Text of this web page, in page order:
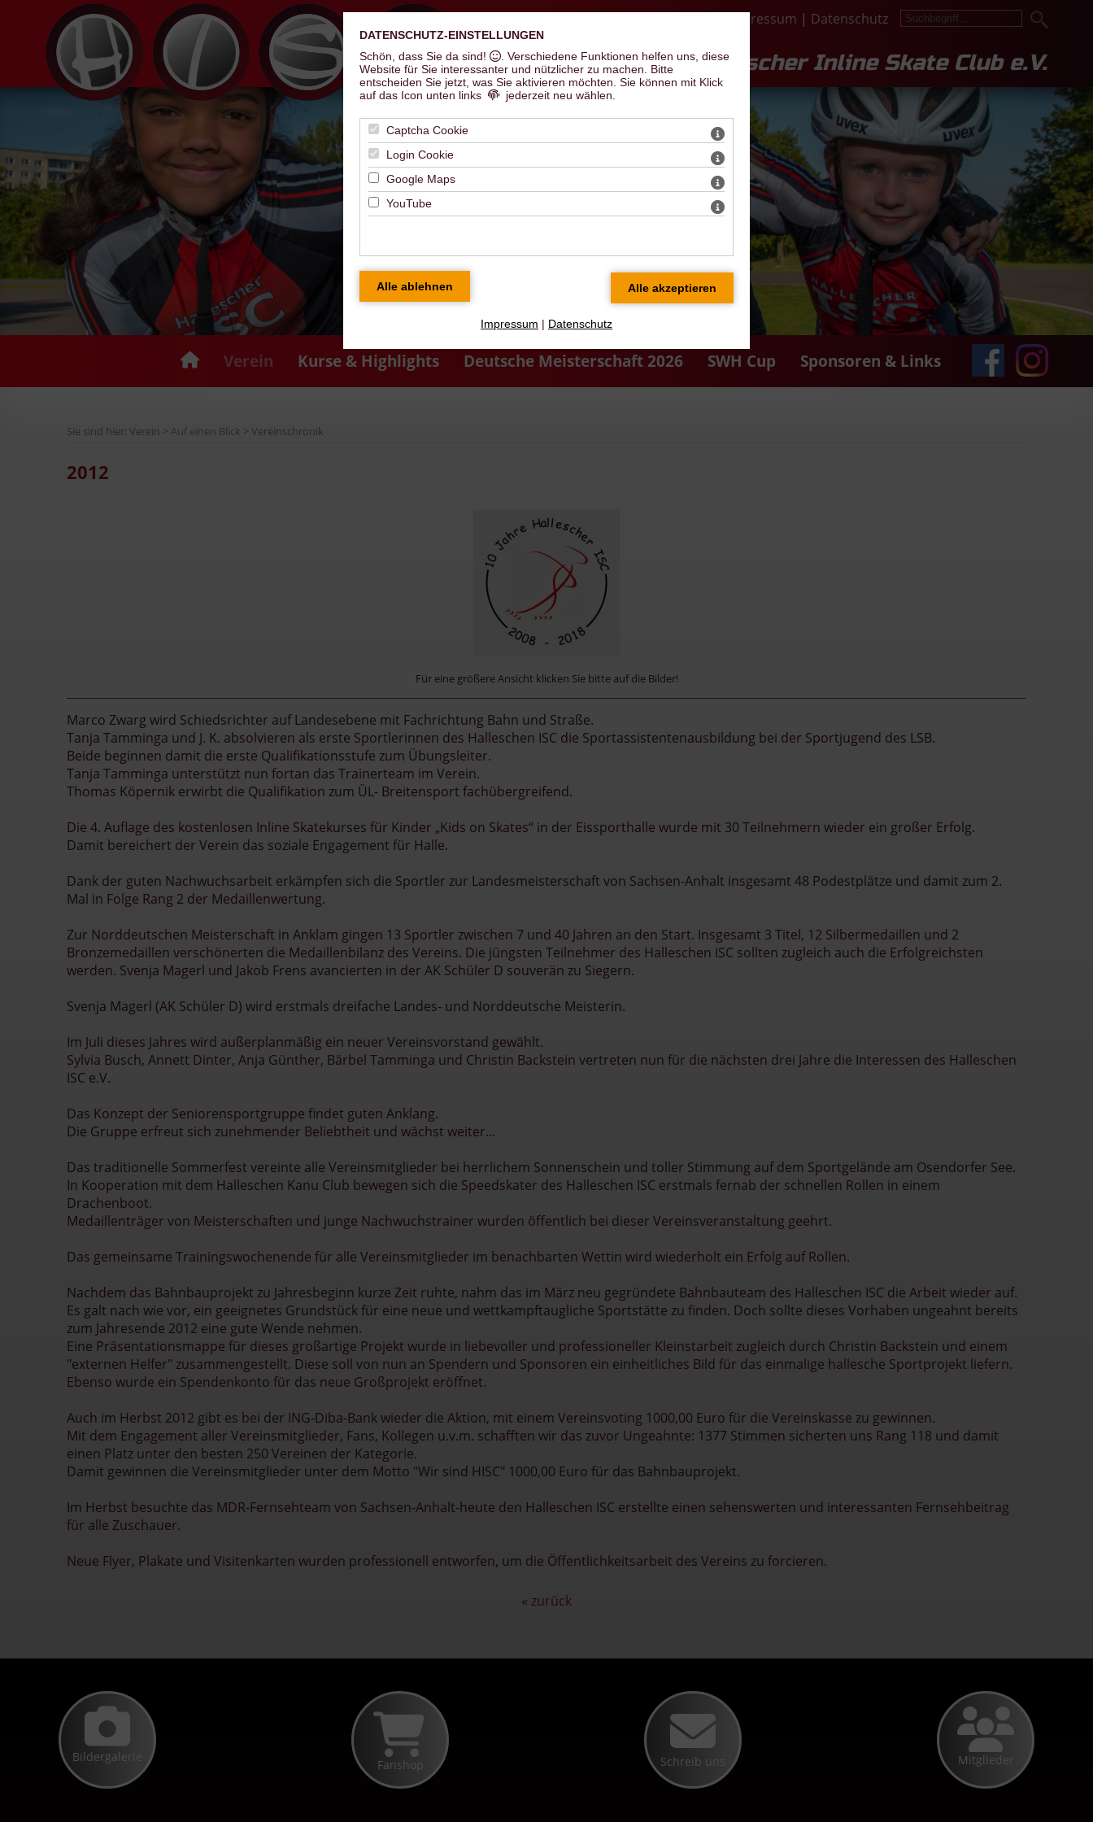
Impressum | Datenschutz
Hallescher Inline Skate Club e.V.
Verein Kurse & Highlights Deutsche Meisterschaft 2026 SWH Cup Sponsoren & Links
Sie sind hier: Verein > Auf einen Blick > Vereinschronik
2012
Für eine größere Ansicht klicken Sie bitte auf die Bilder!
Marco Zwarg wird Schiedsrichter auf Landesebene mit Fachrichtung Bahn und Straße.
Tanja Tamminga und J. K. absolvieren als erste Sportlerinnen des Halleschen ISC die Sportassistentenausbildung bei der Sportjugend des LSB.
Beide beginnen damit die erste Qualifikationsstufe zum Übungsleiter.
Tanja Tamminga unterstützt nun fortan das Trainerteam im Verein.
Thomas Köpernik erwirbt die Qualifikation zum ÜL- Breitensport fachübergreifend.
Die 4. Auflage des kostenlosen Inline Skatekurses für Kinder „Kids on Skates“ in der Eissporthalle wurde mit 30 Teilnehmern wieder ein großer Erfolg.
Damit bereichert der Verein das soziale Engagement für Halle.
Dank der guten Nachwuchsarbeit erkämpfen sich die Sportler zur Landesmeisterschaft von Sachsen-Anhalt insgesamt 48 Podestplätze und damit zum 2.
Mal in Folge Rang 2 der Medaillenwertung.
Zur Norddeutschen Meisterschaft in Anklam gingen 13 Sportler zwischen 7 und 40 Jahren an den Start. Insgesamt 3 Titel, 12 Silbermedaillen und 2
Bronzemedaillen verschönerten die Medaillenbilanz des Vereins. Die jüngsten Teilnehmer des Halleschen ISC sollten zugleich auch die Erfolgreichsten
werden. Svenja Magerl und Jakob Frens avancierten in der AK Schüler D souverän zu Siegern.
Svenja Magerl (AK Schüler D) wird erstmals dreifache Landes- und Norddeutsche Meisterin.
Im Juli dieses Jahres wird außerplanmäßig ein neuer Vereinsvorstand gewählt.
Sylvia Busch, Annett Dinter, Anja Günther, Bärbel Tamminga und Christin Backstein vertreten nun für die nächsten drei Jahre die Interessen des Halleschen
ISC e.V.
Das Konzept der Seniorensportgruppe findet guten Anklang.
Die Gruppe erfreut sich zunehmender Beliebtheit und wächst weiter...
Das traditionelle Sommerfest vereinte alle Vereinsmitglieder bei herrlichem Sonnenschein und toller Stimmung auf dem Sportgelände am Osendorfer See.
In Kooperation mit dem Halleschen Kanu Club bewegen sich die Speedskater des Halleschen ISC erstmals fernab der schnellen Rollen in einem
Drachenboot.
Medaillenträger von Meisterschaften und junge Nachwuchstrainer wurden öffentlich bei dieser Vereinsveranstaltung geehrt.
Das gemeinsame Trainingswochenende für alle Vereinsmitglieder im benachbarten Wettin wird wiederholt ein Erfolg auf Rollen.
Nachdem das Bahnbauprojekt zu Jahresbeginn kurze Zeit ruhte, nahm das im März neu gegründete Bahnbauteam des Halleschen ISC die Arbeit wieder auf.
Es galt nach wie vor, ein geeignetes Grundstück für eine neue und wettkampftaugliche Sportstätte zu finden. Doch sollte dieses Vorhaben ungeahnt bereits
zum Jahresende 2012 eine gute Wende nehmen.
Eine Präsentationsmappe für dieses großartige Projekt wurde in liebevoller und professioneller Kleinstarbeit zugleich durch Christin Backstein und einem
"externen Helfer" zusammengestellt. Diese soll von nun an Spendern und Sponsoren ein einheitliches Bild für das einmalige hallesche Sportprojekt liefern.
Ebenso wurde ein Spendenkonto für das neue Großprojekt eröffnet.
Auch im Herbst 2012 gibt es bei der ING-Diba-Bank wieder die Aktion, mit einem Vereinsvoting 1000,00 Euro für die Vereinskasse zu gewinnen.
Mit dem Engagement aller Vereinsmitglieder, Fans, Kollegen u.v.m. schafften wir das zuvor Ungeahnte: 1377 Stimmen sicherten uns Rang 118 und damit
einen Platz unter den besten 250 Vereinen der Kategorie.
Damit gewinnen die Vereinsmitglieder unter dem Motto "Wir sind HISC" 1000,00 Euro für das Bahnbauprojekt.
Im Herbst besuchte das MDR-Fernsehteam von Sachsen-Anhalt-heute den Halleschen ISC erstellte einen sehenswerten und interessanten Fernsehbeitrag
für alle Zuschauer.
Neue Flyer, Plakate und Visitenkarten wurden professionell entworfen, um die Öffentlichkeitsarbeit des Vereins zu forcieren.
« zurück
Bildergalerie
Fanshop Schreib uns Mitglieder
DATENSCHUTZ-EINSTELLUNGEN
Schön, dass Sie da sind!
. Verschiedene Funktionen helfen uns, diese
Website für Sie interessanter und nützlicher zu machen.
Bitte
entscheiden Sie jetzt, was Sie aktivieren möchten. Sie können mit Klick
auf das Icon unten links
jederzeit neu wählen.
Captcha Cookie
Login Cookie
Google Maps
YouTube
Impressum | Datenschutz